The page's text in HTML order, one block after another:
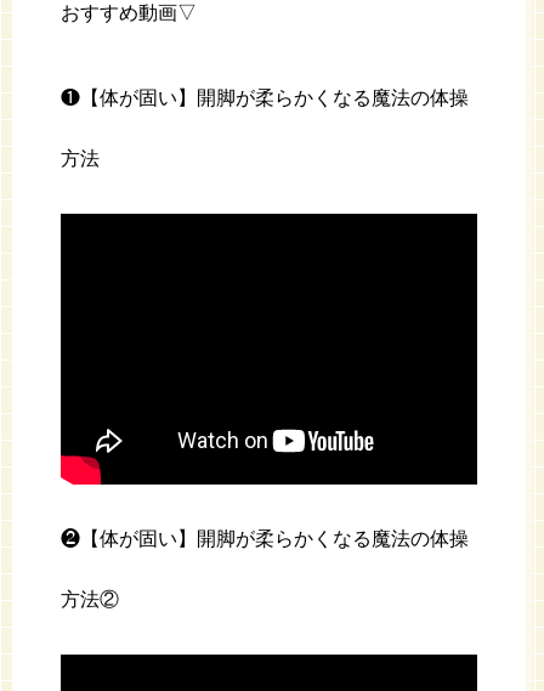
おすすめ動画▽
❶【体が固い】開脚が柔らかくなる魔法の体操
方法
❷【体が固い】開脚が柔らかくなる魔法の体操
方法②